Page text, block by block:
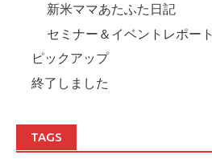
新米ママあたふた日記
セミナー＆イベントレポート
ピックアップ
終了しました
TAGS